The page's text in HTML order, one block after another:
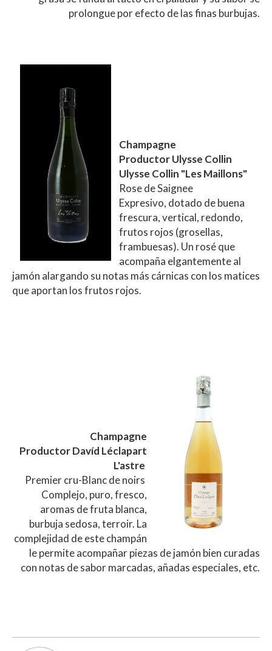
prolongue por efecto de las finas burbujas.
Champagne
Productor Ulysse Collin
Ulysse Collin "Les Maillons"
Rose de Saignee
Expresivo, dotado de buena
frescura, vertical, redondo,
frutos rojos (grosellas,
frambuesas). Un rosé que
acompaña elgantemente al
jamón alargando su notas más cárnicas con los matices
que aportan los frutos rojos.
Champagne
Productor Davíd Léclapart
L'astre
Premier cru-Blanc de noirs
Complejo, puro, fresco,
aromas de fruta blanca,
burbuja sedosa, terroir. La
complejidad de este champán
le permite acompañar piezas de jamón bien curadas
con notas de sabor marcadas, añadas especiales, etc.